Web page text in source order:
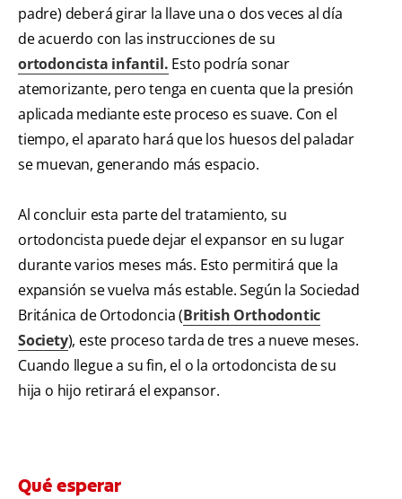
padre) deberá girar la llave una o dos veces al día
de acuerdo con las instrucciones de su
ortodoncista infantil. Esto podría sonar
atemorizante, pero tenga en cuenta que la presión
aplicada mediante este proceso es suave. Con el
tiempo, el aparato hará que los huesos del paladar
se muevan, generando más espacio.
Al concluir esta parte del tratamiento, su
ortodoncista puede dejar el expansor en su lugar
durante varios meses más. Esto permitirá que la
expansión se vuelva más estable. Según la Sociedad
Británica de Ortodoncia (British Orthodontic
Society), este proceso tarda de tres a nueve meses.
Cuando llegue a su fin, el o la ortodoncista de su
hija o hijo retirará el expansor.
Qué esperar